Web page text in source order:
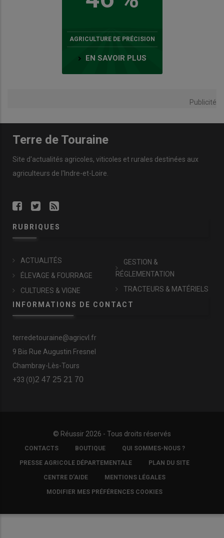
AGRICULTURE DE PRÉCISION
EN SAVOIR PLUS
Publicité
Terre de Touraine
Site d'actualités agricoles, viticoles et rurales destinées aux
agriculteurs de l'Indre-et-Loire.
RUBRIQUES
ACTUALITÉS
ÉLEVAGE & FOURRAGE
CULTURES & VIGNE
GESTION &
RÉGLEMENTATION
TRACTEURS & MATÉRIELS
INFORMATIONS DE CONTACT
terredetouraine@agricvl.fr
9 Bis Rue Augustin Fresnel
Chambray-Lès-Tours
+33 (0)2 47 25 21 70
© Réussir 2026 - Tous droits réservés
FOOTER
COPYRIGHT
CONTACTS BOUTIQUE QUI SOMMES-NOUS ?
PRESSE AGRICOLE DÉPARTEMENTALE PLAN DU SITE
CENTRE D'AIDE MENTIONS LÉGALES
MODIFIER MES PRÉFÉRENCES COOKIES